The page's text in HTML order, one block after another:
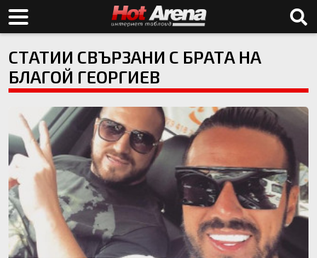
СТАТИИ СВЪРЗАНИ С БРАТА НА
БЛАГОЙ ГЕОРГИЕВ